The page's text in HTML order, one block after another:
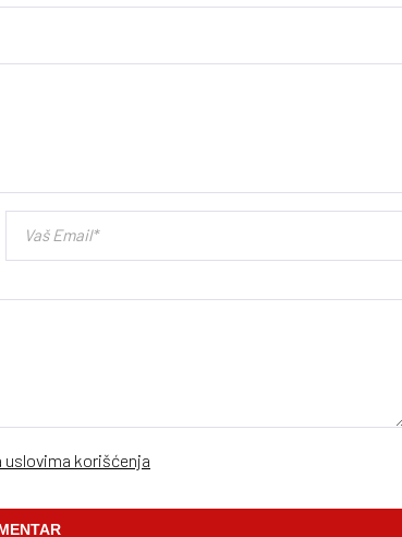
uslovima korišćenja